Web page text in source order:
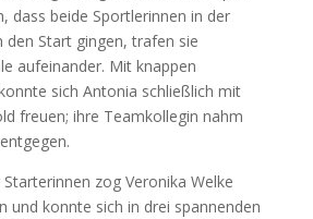
dass beide Sportlerinnen in der
den Start gingen, trafen sie
aufeinander. Mit knappen
sich Antonia schließlich mit
freuen; ihre Teamkollegin nahm
zog Veronika Welke
und konnte sich in drei spannenden